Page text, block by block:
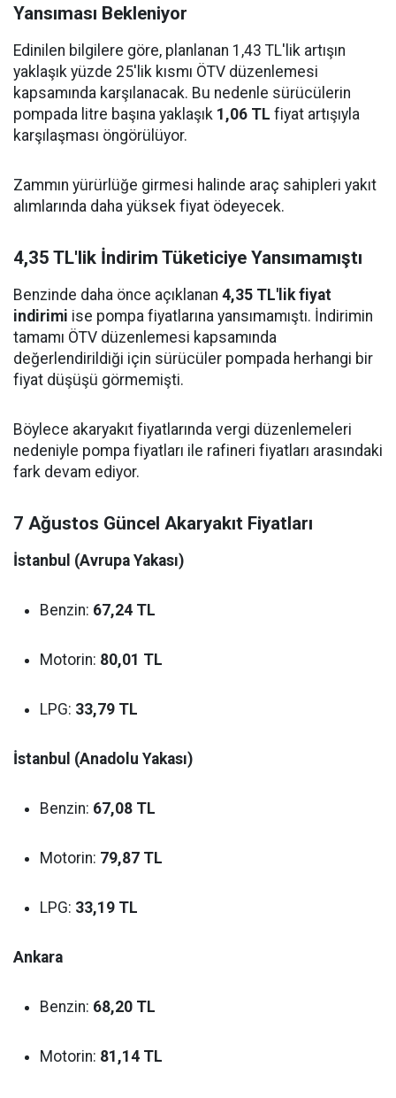
Yansıması Bekleniyor
Edinilen bilgilere göre, planlanan 1,43 TL'lik artışın
yaklaşık yüzde 25'lik kısmı ÖTV düzenlemesi
kapsamında karşılanacak. Bu nedenle sürücülerin
pompada litre başına yaklaşık 1,06 TL fiyat artışıyla
karşılaşması öngörülüyor.
Zammın yürürlüğe girmesi halinde araç sahipleri yakıt
alımlarında daha yüksek fiyat ödeyecek.
4,35 TL'lik İndirim Tüketiciye Yansımamıştı
Benzinde daha önce açıklanan 4,35 TL'lik fiyat
indirimi ise pompa fiyatlarına yansımamıştı. İndirimin
tamamı ÖTV düzenlemesi kapsamında
değerlendirildiği için sürücüler pompada herhangi bir
fiyat düşüşü görmemişti.
Böylece akaryakıt fiyatlarında vergi düzenlemeleri
nedeniyle pompa fiyatları ile rafineri fiyatları arasındaki
fark devam ediyor.
7 Ağustos Güncel Akaryakıt Fiyatları
İstanbul (Avrupa Yakası)
Benzin: 67,24 TL
Motorin: 80,01 TL
LPG: 33,79 TL
İstanbul (Anadolu Yakası)
Benzin: 67,08 TL
Motorin: 79,87 TL
LPG: 33,19 TL
Ankara
Benzin: 68,20 TL
Motorin: 81,14 TL